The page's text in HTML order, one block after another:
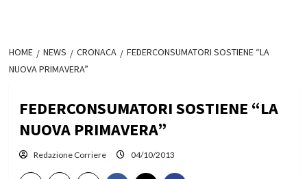
HOME NEWS CRONACA
FEDERCONSUMATORI SOSTIENE “LA
NUOVA PRIMAVERA”
FEDERCONSUMATORI SOSTIENE “LA
NUOVA PRIMAVERA”
Redazione Corriere 04/10/2013